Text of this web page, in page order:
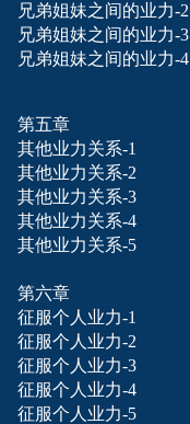
兄弟姐妹之间的业力-2
兄弟姐妹之间的业力-3
兄弟姐妹之间的业力-4
第五章
其他业力关系-1
其他业力关系-2
其他业力关系-3
其他业力关系-4
其他业力关系-5
第六章
征服个人业力-1
征服个人业力-2
征服个人业力-3
征服个人业力-4
征服个人业力-5